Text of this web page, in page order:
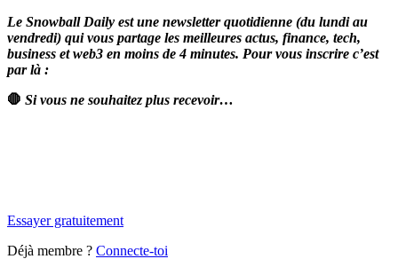
Le Snowball Daily est une newsletter quotidienne (du lundi au
vendredi) qui vous partage les meilleures actus, finance, tech,
business et web3 en moins de 4 minutes. Pour vous inscrire c’est
par là :
🛑 Si vous ne souhaitez plus recevoir…
Essayer gratuitement
Déjà membre ? Connecte-toi